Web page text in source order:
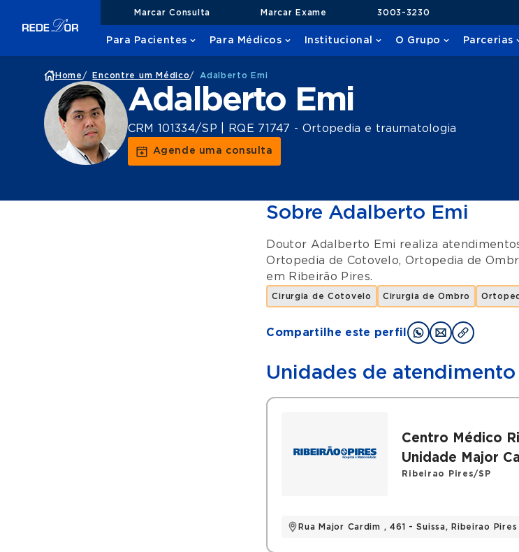
Marcar Consulta Marcar Exame 3003-3230
Para Pacientes Para Médicos Institucional O Grupo Parcerias
Home / Encontre um Médico/ Adalberto Emi
Adalberto Emi
CRM 101334/SP | RQE 71747 - Ortopedia e traumatologia
Agende uma consulta
Sobre Adalberto Emi
Doutor Adalberto Emi realiza
Ortopedia de Cotovelo, Ortopedia de
em Ribeirão Pires.
Cirurgia de Cotovelo Cirurgia de Ombro
Compartilhe este perfil
Unidades de atendimento
Centro Médico
Unidade Major
Ribeirao Pires/SP
Rua Major Cardim , 461 - Suissa, Ribeirao